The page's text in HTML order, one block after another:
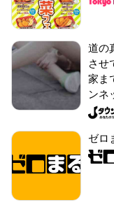
道の
させ
家ま
ンネ
ゼロ